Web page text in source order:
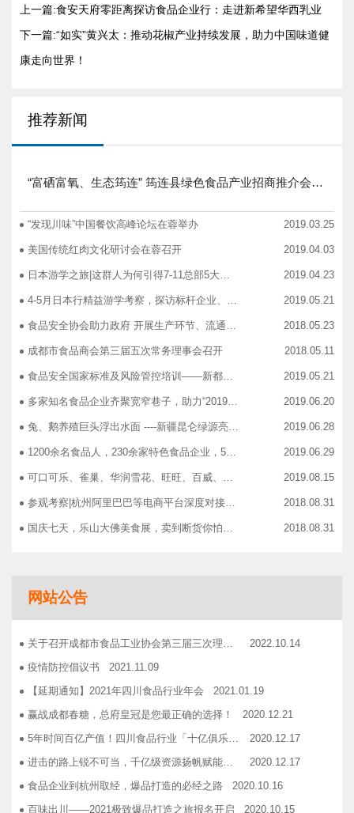
上一篇:食安天府零距离探访食品企业行：走进新希望华西乳业
下一篇:“如实”黄兴太：推动花椒产业持续发展，助力中国味道健
康走向世界！
推荐新闻
“富硒富氧、生态筠连” 筠连县绿色食品产业招商推介会圆满举行
“发现川味”中国餐饮高峰论坛在蓉举办 2019.03.25
美国传统红肉文化研讨会在蓉召开 2019.04.03
日本游学之旅|这群人为何引得7-11总部5大高管集团出动 2019.04.23
4-5月日本行精益游学考察，探访标杆企业、解析成功密码 2019.05.21
食品安全协会助力政府 开展生产环节、流通环节、餐饮环节培训会 2018.05.23
成都市食品商会第三届五次常务理事会召开 2018.05.11
食品安全国家标准及风险管控培训——新都站、广汉站、简阳站 2019.05.21
多家知名食品企业齐聚宽窄巷子，助力“2019食品安全宣传周” 2019.06.20
兔、鹅养殖巨头浮出水面 ----新疆昆仑绿源亮相成都餐饮供应链展 引领绿色食材新高度 2019.06.28
1200余名食品人，230余家特色食品企业，50余家新零售平台齐聚成都“搞事情”！ 2019.06.29
可口可乐、雀巢、华润雪花、旺旺、百威、青岛啤酒，销售过亿的经销商等齐聚上海，只为2019中国快消品大会！ 2019.08.15
参观考察|杭州阿里巴巴等电商平台深度对接，仅剩3个名额！ 2018.08.31
国庆七天，乐山大佛美食展，卖到断货你怕了吗？ 2018.08.31
志宏印务灾后复产暨十五周年感恩答谢会
网站公告
关于召开成都市食品工业协会第三届三次理事会的通知
2022.10.14
疫情防控倡议书
2021.11.09
【延期通知】2021年四川食品行业年会
2021.01.19
赢战成都春糖，总府皇冠是您最正确的选择！
2020.12.21
5年时间百亿产值！四川食品行业「十亿俱乐部」合伙人招募！
2020.12.17
进击的路上锐不可当，千亿级资源扬帆赋能！电商启航班招募啦！
2020.12.17
食品企业到杭州取经，爆品打造的必经之路
2020.10.16
百味出川——2021极致爆品打造之旅报名开启
2020.10.15